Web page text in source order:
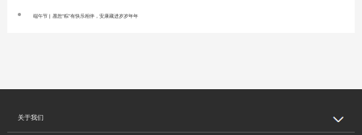
端午节 | 愿您“粽”有快乐相伴，安康藏进岁岁年年
关于我们